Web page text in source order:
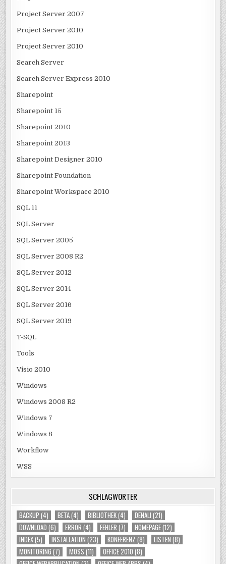
Project Server 2007
Project Server 2010
Project Server 2010
Search Server
Search Server Express 2010
Sharepoint
Sharepoint 15
Sharepoint 2010
Sharepoint 2013
Sharepoint Designer 2010
Sharepoint Foundation
Sharepoint Workspace 2010
SQL 11
SQL Server
SQL Server 2005
SQL Server 2008 R2
SQL Server 2012
SQL Server 2014
SQL Server 2016
SQL Server 2019
T-SQL
Tools
Visio 2010
Windows
Windows 2008 R2
Windows 7
Windows 8
Workflow
WSS
SCHLAGWÖRTER
BACKUP (4) BETA(4) BIBLIOTHEK(4) DENALI (21)
DOWNLOAD (6) ERROR (4) FEHLER (7) HOMEPAGE(12)
INDEX(5) INSTALLATION (23) KONFERENZ (8) LISTEN (8)
MONITORING (7) MOSS (11) OFFICE 2010 (8)